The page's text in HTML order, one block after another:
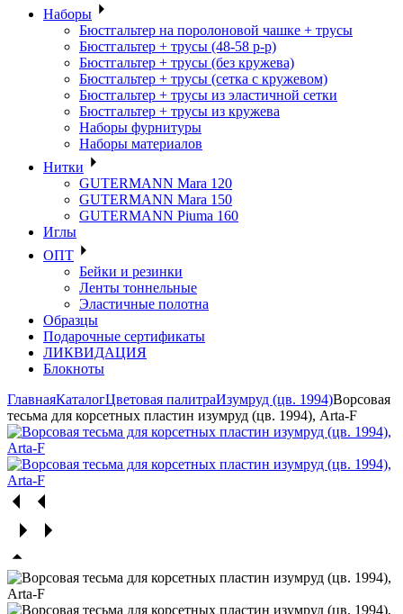
Наборы
Бюстгальтер на поролоновой чашке + трусы
Бюстгальтер + трусы (48-58 р-р)
Бюстгальтер + трусы (без кружева)
Бюстгальтер + трусы (сетка с кружевом)
Бюстгальтер + трусы из эластичной сетки
Бюстгальтер + трусы из кружева
Наборы фурнитуры
Наборы материалов
Нитки
GUTERMANN Mara 120
GUTERMANN Mara 150
GUTERMANN Piuma 160
Иглы
ОПТ
Бейки и резинки
Ленты тоннельные
Эластичные полотна
Образцы
Подарочные сертификаты
ЛИКВИДАЦИЯ
Блокноты
ГлавнаяКаталогЦветовая палитраИзумруд (цв. 1994)Ворсовая
тесьма для корсетных пластин изумруд (цв. 1994), Arta-F